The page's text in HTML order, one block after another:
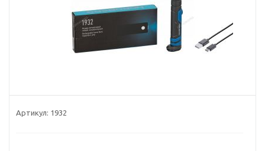
Артикул: 1932